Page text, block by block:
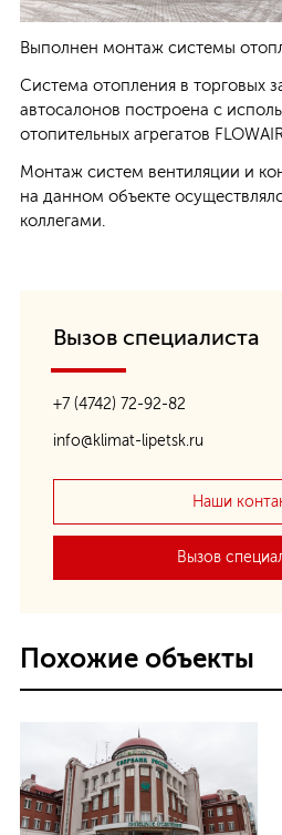
Заказать услугу:
Заявка на
Сервисное
+7 (4742)
Выполнен монтаж системы
Система отопления в торговых
автосалонов построена с
отопительных агрегатов
Монтаж систем вентиляции и
на данном объекте
коллегами.
Вызов специалиста
+7 (4742) 72-92-82
info@klimat-lipetsk.ru
Наши
Вызов
Похожие объекты